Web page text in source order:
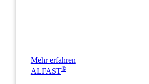
Mehr erfahren
ALFAST®